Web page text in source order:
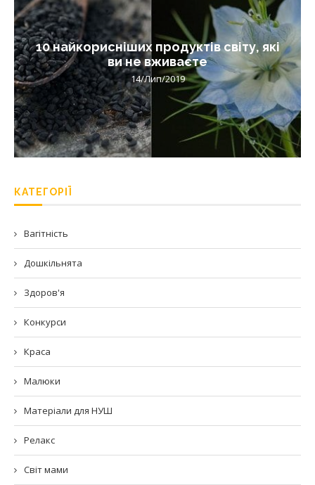
10 найкорисніших продуктів світу, які
ви не вживаєте
14/Лип/2019
КАТЕГОРІЇ
Вагітність
Дошкільнята
Здоров'я
Конкурси
Краса
Малюки
Матеріали для НУШ
Релакс
Світ мами